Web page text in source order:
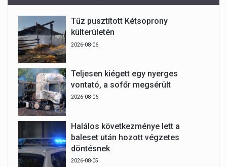
Tűz pusztított Kétsoprony
külterületén
2026-08-06
Teljesen kiégett egy nyerges
vontató, a sofőr megsérült
2026-08-06
Halálos következménye lett a
baleset után hozott végzetes
döntésnek
2026-08-05